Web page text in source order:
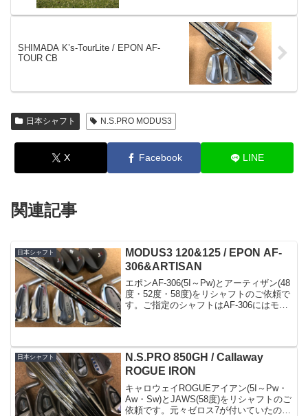
SHIMADA K’s-TourLite / EPON AF-
TOUR CB
日本シャフト N.S.PRO MODUS3
X Facebook LINE
関連記事
日本シャフト
MODUS3 120&125 / EPON AF-
306&ARTISAN
エポンAF-306(5I～Pw)とアーティザン(48
度・52度・58度)をリシャフトのご依頼で
す。ご指定のシャフトはAF-306にはモー
日本シャフト
N.S.PRO 850GH / Callaway
ROGUE IRON
キャロウェイROGUEアイアン(5I～Pw・
Aw・Sw)とJAWS(58度)をリシャフトのご
依頼です。元々ゼロス7が付いていたので